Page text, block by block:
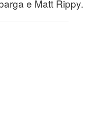
e Matt Rippy.